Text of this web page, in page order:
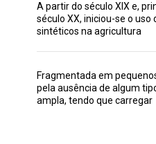
A partir do século XIX e,
século XX, iniciou-se o uso
sintéticos na agricultura
Fragmentada em
pela ausência de algum
ampla, tendo que carregar